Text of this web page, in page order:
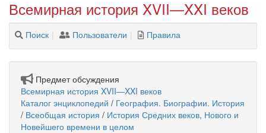
Всемирная история XVII—XXI веков
Поиск Пользователи Правила
Предмет обсуждения
Всемирная история XVII—XXI веков
Каталог энциклопедий / География. Биографии. История
/ Всеобщая история / История Средних веков, Нового и
Новейшего времени в целом